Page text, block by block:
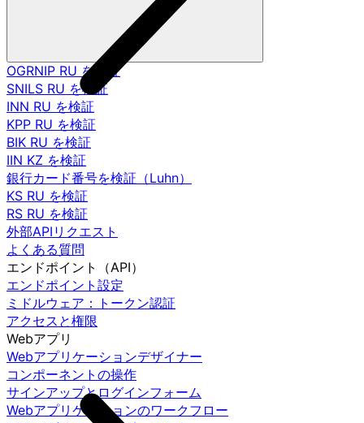
OGRNIP RU を検証
SNILS RU を検証
INN RU を検証
KPP RU を検証
BIK RU を検証
IIN KZ を検証
銀行カード番号を検証（Luhn）
KS RU を検証
RS RU を検証
外部APIリクエスト
よくある質問
エンドポイント（API）
エンドポイント設定
ミドルウェア：トークン認証
アクセスと権限
Webアプリ
Webアプリケーションデザイナー
コンポーネントの操作
サインアップとログインフォーム
Webアプリケーションのワークフロー